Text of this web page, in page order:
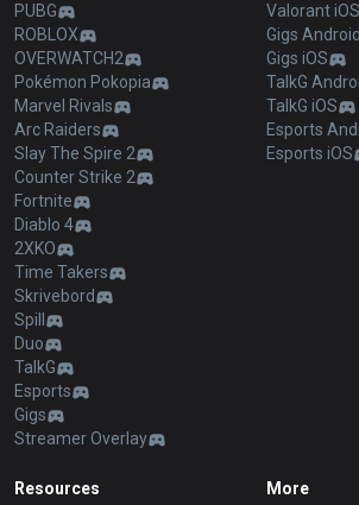
PUBG
ROBLOX
OVERWATCH2
Pokémon Pokopia
Marvel Rivals
Arc Raiders
Slay The Spire 2
Counter Strike 2
Fortnite
Diablo 4
2XKO
Time Takers
Skrivebord
Spill
Duo
TalkG
Esports
Gigs
Streamer Overlay
Valorant iOS
Gigs Android
Gigs iOS
TalkG
TalkG iOS
Esports
Esports iOS
Resources More